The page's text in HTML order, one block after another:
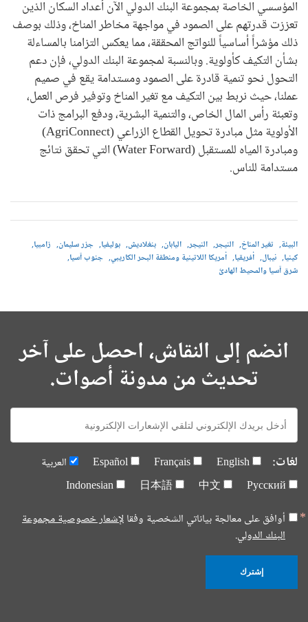
المؤسسي الخاصة بمجموعة البنك الدولي الآن أعداد السكان الذين
تعززت قدرتهم على الصمود في مواجهة مخاطر المناخ، وذلك بوصف
ذلك مؤشراً أساسياً للنواتج المحققة، مما يعكس التزامنا بالمساءلة
بشأن التكيف كأولوية. وبالنسبة لمجموعة البنك الدولي، فإن دعم
التحول نحو تنمية قادرة على الصمود ومستدامة يقع في صميم
عملنا، حيث نربط بين التكيف مع تغير المناخ وتوفير فرص العمل،
وتعبئة رأس المال الخاص، والتنمية البشرية، ودفع البرامج ذات
الأولوية مثل مبادرة تحويل القطاع الزراعي (AgriConnect)
ومبادرة المياه للمستقبل (Water Forward) التي تحقق نتائج
مستدامة للناس.
البيئة تغير المناخ النيجر النيجر اليابان بنغلاديش بوليفيا جزر سليمان زامبيا
كينيا نيبال أفريقيا أمريكا اللاتينية ومنطقة البحر الكاريبي جنوب آسيا
شرق آسيا والمحيط الهادئ
انضم إلى النقاش، احصل على آخر
تحديث من مدونة أصوات.
E-
mail:
لغات: English
Français
Español
العربية
Русский
中文
日本語
Indonesian
أوافق على معالجة بياناتي الشخصية وفقالإشعار خصوصية مجموعة
البنك الدولي.
إشترك